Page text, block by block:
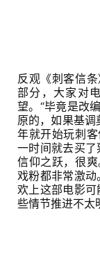
首
页
游
茶
原
创
反观《刺客信
部分，大家对
望。“毕竟是改
原的，如果基调
年就开始玩刺
一时间就去买了
信仰之跃，很
戏粉都非常激
欢上这部电影可
些情节推进不太